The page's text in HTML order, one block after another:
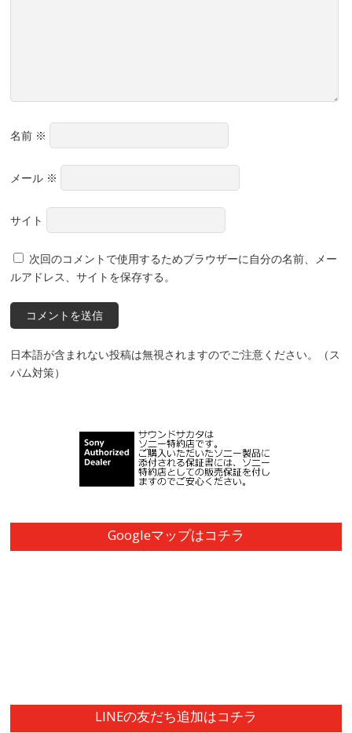
名前 ※
メール ※
サイト
次回のコメントで使用するためブラウザーに自分の名前、メー
ルアドレス、サイトを保存する。
日本語が含まれない投稿は無視されますのでご注意ください。（ス
パム対策）
Googleマップはコチラ
LINEの友だち追加はコチラ